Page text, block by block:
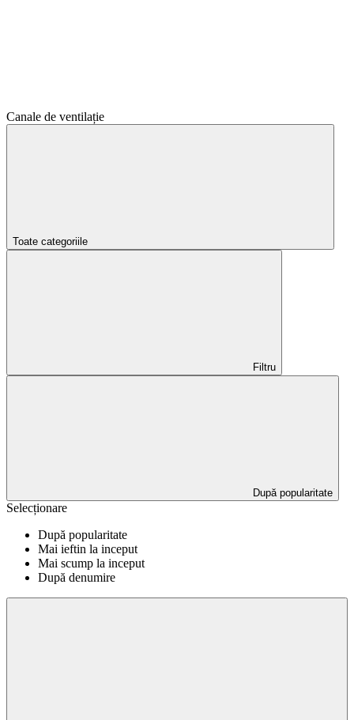
Canale de ventilație
Toate categoriile
Filtru
După popularitate
Selecționare
După popularitate
Mai ieftin la inceput
Mai scump la inceput
După denumire